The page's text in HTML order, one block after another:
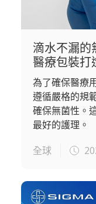
滴水不漏的
醫療包裝打
為了確保醫療
遵循嚴格的規
確保無菌性。
最好的護理。
全球